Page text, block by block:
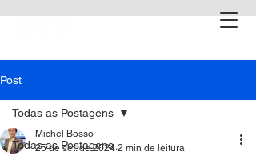
Post
Todas as Postagens
Todas as Postagens
Michel Bosso
25 de set. de 2024 2 min de leitura